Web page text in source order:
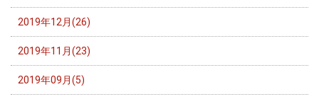
2019年12月(26)
2019年11月(23)
2019年09月(5)